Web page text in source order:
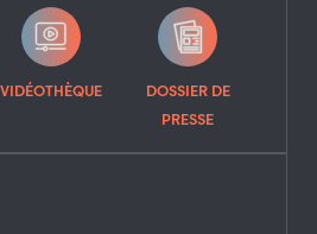
VIDÉOTHÈQUE
DOSSIER DE
PRESSE